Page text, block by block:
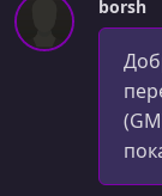
borsh